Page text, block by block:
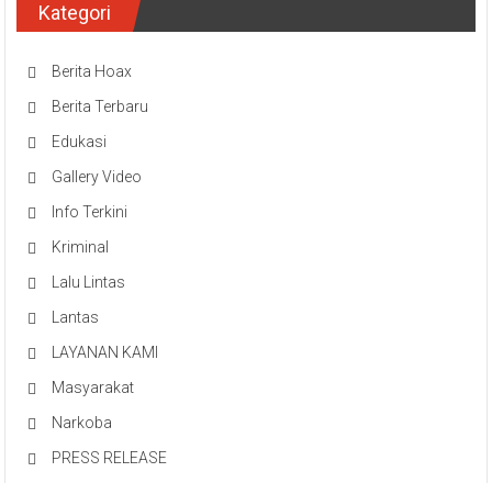
Kategori
Berita Hoax
Berita Terbaru
Edukasi
Gallery Video
Info Terkini
Kriminal
Lalu Lintas
Lantas
LAYANAN KAMI
Masyarakat
Narkoba
PRESS RELEASE